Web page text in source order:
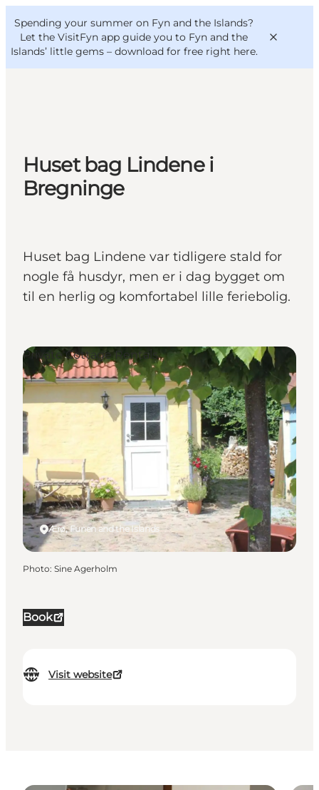
Spending your summer on Fyn and the Islands?
Let the VisitFyn app guide you to Fyn and the
Islands’ little gems – download for free right here.
Things to do
Outdoor and bike
Where to eat
VisitFyn
Deutsch
Huset bag Lindene i
Bregninge
Huset bag Lindene var tidligere stald for
nogle få husdyr, men er i dag bygget om
til en herlig og komfortabel lille feriebolig.
Book
Visit website
Ærø, Funen and the Islands
Private Cottage Rentals
Photo: Sine Agerholm